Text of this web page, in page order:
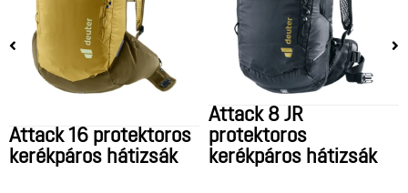
Attack 16 protektoros
kerékpáros hátizsák
Attack 8 JR
protektoros
kerékpáros hátizsák